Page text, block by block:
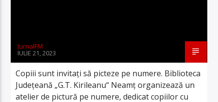
JurnalFM
IULIE 21, 2023
Copiii sunt invitați să picteze pe numere. Biblioteca
Județeană „G.T. Kirileanu“ Neamț organizează un
atelier de pictură pe numere, dedicat copiilor cu